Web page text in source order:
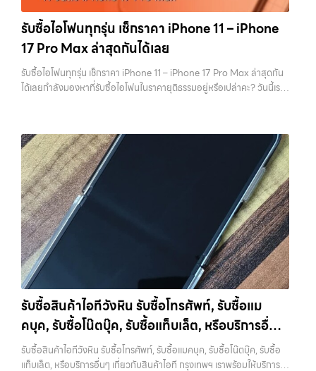
iPhone, Samsung, ไอแพด แท็บเล็ตทุกยี่ห้อ ในราคาสูง พร้อมจ่ายเงิน
ทันที โดยเน้นบริการในพื้นที่ ลาดพร้าว, รัชดา, บางรัก, แจ้งวัฒนะ, บางแค,
วัชรพล, รามอินทรา, รวมถึง บางนา, บางพลี, เกษตรนวมินทร์, เสนานิคม,
วังหินไม่ว่าคุณจะต้องการ รับซื้อโทรศัพท์, รับซื้อแมคบุค, รับซื้อโน๊ตบุ๊ค, รับ
ซื้อแท็บเล็ต, หรือบริการอื่นๆ เกี่ยวกับสินค้าไอที กรุงเทพฯ – เราพร้อมให้
บริการครบวงจร บริการของเรา เราให้บริการแบบครบวงจรสำหรับลูกค้าที่
คุณโดยตรง 1. สำรองข้อมูลให้เรียบร้อยก่อนล้างเครื่อง ขั้นตอนแรกที่ควร
ทำเสมอคือการสำรองข้อมูล เพราะหลังจากล้างเครื่องแล้ว ข้อมูลทั้งหมดจะ
ไม่สามารถกู้คืนได้อีก ไม่ว่าจะเป็นรูปภาพ รายชื่อ เบอร์โทร หรือแชทต่างๆ
หลายคนมักรีบล้างเครื่องเพราะอยากขายเร็ว แต่สุดท้ายต้องกลับมาเสีย
พลาดที่ไม่ควรเกิดขึ้นเลย คุณสามารถสำรองข้อมูลได้ผ่าน iCloud หรือผ่าน
คอมพิวเตอร์ก็ได้ หากต้องการความสะดวก iCloud จะเป็นตัวเลือกที่ง่าย
คิดว่าเรียบร้อย เพราะถ้าพลาดขึ้นมา จะไม่สามารถย้อนกลับไปแก้ไขได้อีก 2.
ออกจาก iCloud และ Apple ID ให้สมบูรณ์ ขั้นตอนนี้ถือว่าสำคัญที่สุดใน
การขาย iPhone หากยังมี Apple ID อยู่ในเครื่อง จะทำให้เกิดสิ่งที่เรียกว่า
Activation Lock ซึ่งทำให้ไม่สามารถใช้งานเครื่องต่อได้ ในมุมของร้านรับ
ซื้อ เครื่องที่ติด iCloud มีความเสี่ยงสูง เพราะไม่สามารถนำไปขายต่อได้
ทันที บางร้านอาจไม่รับซื้อเลย หรือถ้ารับก็จะกดราคาลงอย่างมาก การออก
จาก iCloud ทำได้ไม่ยาก เพียงเข้าไปที่การตั้งค่า กดชื่อบัญชีของตัวเอง
แล้วเลือกออกจากระบบ จากนั้นใส่รหัสผ่านเพื่อยืนยัน หลังจากออกแล้ว
ควรตรวจสอบอีกครั้งว่าหน้า Settings ไม่มีชื่อบัญชีของคุณเหลืออยู่ เพื่อ
ให้มั่นใจว่าเครื่องพร้อมสำหรับผู้ใช้งานใหม่จริงๆ 3. รีเซ็ตเครื่องให้เหมือน
เครื่องใหม่ เมื่อสำรองข้อมูลและออกจาก iCloud เรียบร้อยแล้ว ขั้นตอนต่อ
ไปคือการรีเซ็ตเครื่องให้เป็นค่าเริ่มต้นจากโรงงาน การรีเซ็ตจะช่วยลบข้อมูล
ทั้งหมดออกจากเครื่อง ทำให้เครื่องอยู่ในสภาพเหมือนใหม่ ซึ่งเป็นสิ่งที่ผู้ซื้อ
หรือร้านต้องการมากที่สุด เพราะสามารถนำไปใช้งานต่อได้ทันที ขั้นตอนนี้ยัง
ช่วยสร้างความมั่นใจให้กับผู้รับซื้อว่าไม่มีข้อมูลส่วนตัวหลงเหลืออยู่ ลด
ความกังวลในเรื่องความปลอดภัย ควรระวังว่าการรีเซ็ตควรทำหลังจาก
รับซื้อไอโฟนทุกรุ่น เช็กราคา iPhone 11 – iPhone
17 Pro Max ล่าสุดกันได้เลย
รับซื้อไอโฟนทุกรุ่น เช็กราคา iPhone 11 – iPhone 17 Pro Max ล่าสุดกัน
ได้เลยกำลังมองหาที่รับซื้อไอโฟนในราคายุติธรรมอยู่หรือเปล่าคะ? วันนี้เรา
ราคาในตลาดมือสอง เรายังมีบริการที่รวดเร็ว และจ่ายเงินสดทันที ไม่มีค่า
ธรรมเนียมซ่อนเร้นค่ะ ทำไมต้องขายไอโฟนกับเรา?
รับซื้อทุกรุ่น ทุกสภาพ
- ไม่ว่าจะเป็นเครื่องใหม่ เครื่องใช้งาน หรือเครื่องที่มีตำหนิเล็กน้อย เรารับซื้อ
หมด
ราคายุติธรรม - ประเมินราคาตามสภาพเครื่องจริง ให้ราคาสูงถึง
70% ของราคาตลาดมือสอง
รวดเร็วทันใจ - ประเมินและจ่ายเงินทันที ไม่
ต้องรอนาน
ปลอดภัย 100% - มีหน้าร้านจริง บริการโปร่งใส ตรวจสอบ
ได้
รับซื้อถึงที่ - มีบริการรับซื้อถึงบ้านในกรุงเทพและปริมณฑลเช็กราคา
รับซื้อ iPhone แต่ละรุ่นมาดูกันว่าแต่ละรุ่นเรารับซื้อในราคาเท่าไหร่บ้าง
(ราคาอัพเดทล่าสุดเดือนพฤศจิกายน 2024)
iPhone 11 (ปี
2019)iPhone 11 เป็นรุ่นที่ได้รับความนิยมมากในตอนที่เปิดตัว มาพร้อม
กล้องคู่ ชิป A13 Bionic และหน้าจอ Liquid Retina ขนาด 6.1 นิ้ว แม้จะ
เป็นรุ่นที่ออกมาได้สักระยะแล้ว แต่ก็ยังใช้งานได้ดีและรองรับ iOS เวอร์ชัน
ล่าสุดราคารับซื้อ iPhone 11:iPhone 11 64GB รับซื้อได้ที่ 7,000 บาท
ราคาตลาดมือสอง: 10,000 บาทiPhone 11 128GB รับซื้อได้ที่ 8,400
บาทราคาตลาดมือสอง: 13,000 บาท
iPhone 11 Pro / Pro Max (ปี
รับซื้อสินค้าไอทีวังหิน รับซื้อโทรศัพท์, รับซื้อแม
คบุค, รับซื้อโน๊ตบุ๊ค, รับซื้อแท็บเล็ต, หรือบริการอื่นๆ
เกี่ยวกับสินค้าไอที กรุงเทพฯ เราพร้อมให้บริการครบ
วงจร
รับซื้อสินค้าไอทีวังหิน รับซื้อโทรศัพท์, รับซื้อแมคบุค, รับซื้อโน๊ตบุ๊ค, รับซื้อ
แท็บเล็ต, หรือบริการอื่นๆ เกี่ยวกับสินค้าไอที กรุงเทพฯ เราพร้อมให้บริการ